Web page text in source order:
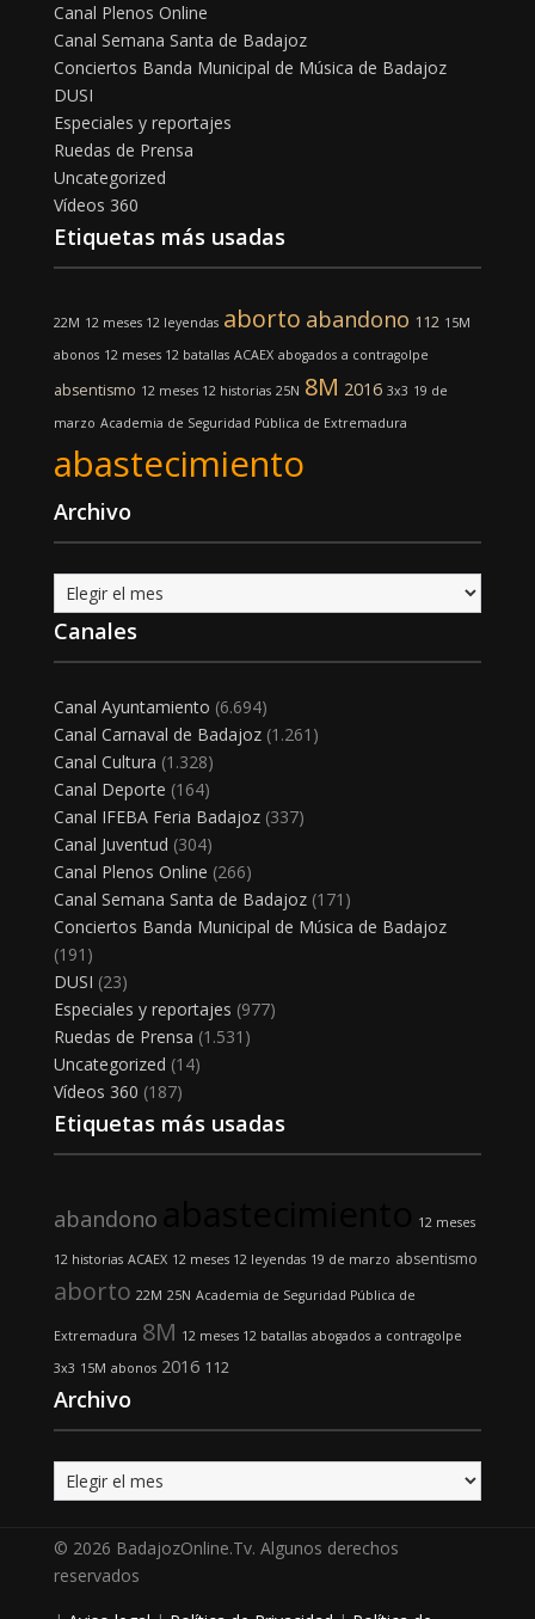
Canal Plenos Online
Canal Semana Santa de Badajoz
Conciertos Banda Municipal de Música de Badajoz
DUSI
Especiales y reportajes
Ruedas de Prensa
Uncategorized
Vídeos 360
Etiquetas más usadas
22M 12 meses 12 leyendas aborto abandono 112 15M
abonos 12 meses 12 batallas ACAEX abogados a contragolpe
absentismo 12 meses 12 historias 25N 8M 2016 3x3 19 de
marzo Academia de Seguridad Pública de Extremadura
abastecimiento
Archivo
Archivo
Canales
Canal Ayuntamiento (6.694)
Canal Carnaval de Badajoz(1.261)
Canal Cultura (1.328)
Canal Deporte (164)
Canal IFEBA Feria Badajoz(337)
Canal Juventud (304)
Canal Plenos Online (266)
Canal Semana Santa de Badajoz(171)
Conciertos Banda Municipal de Música de Badajoz
(191)
DUSI (23)
Especiales y reportajes (977)
Ruedas de Prensa (1.531)
Uncategorized (14)
Vídeos 360 (187)
Etiquetas más usadas
abandono 12 meses
12 historias ACAEX 12 meses 12 leyendas 19 de marzo absentismo
aborto 22M 25N Academia de Seguridad Pública de
Extremadura 8M 12 meses 12 batallas abogados a contragolpe
3x3 15M abonos 2016 112
Archivo
Archivo
© 2026 BadajozOnline.Tv. Algunos derechos
reservados